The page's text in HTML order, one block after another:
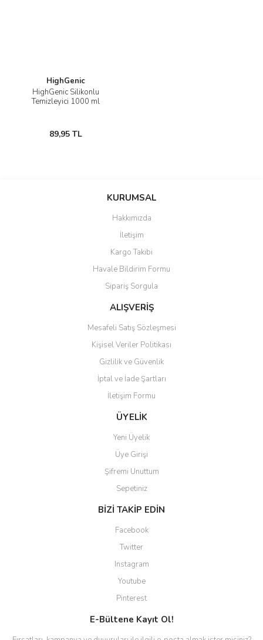
HighGenic
HighGenic Silikonlu
Temizleyici 1000 ml
89,95 TL
KURUMSAL
Hakkımızda
İletişim
Kargo Takibi
Havale Bildirim Formu
Sipariş Sorgula
ALIŞVERİŞ
Mesafeli Satış Sözleşmesi
Kişisel Veriler Politikası
Gizlilik ve Güvenlik
İptal ve İade Şartları
İletişim Formu
ÜYELİK
Yeni Üyelik
Üye Girişi
Şifremi Unuttum
Sepetiniz
BİZİ TAKİP EDİN
Facebook
Twitter
Instagram
Youtube
Pinterest
E-Bültene Kayıt Ol!